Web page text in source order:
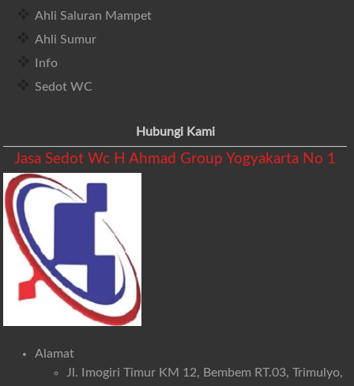
Ahli Saluran Mampet
Ahli Sumur
Info
Sedot WC
Hubungi Kami
Jasa Sedot Wc H Ahmad Group Yogyakarta No 1
Alamat
Jl. Imogiri Timur KM 12, Bembem RT.03, Trimulyo,